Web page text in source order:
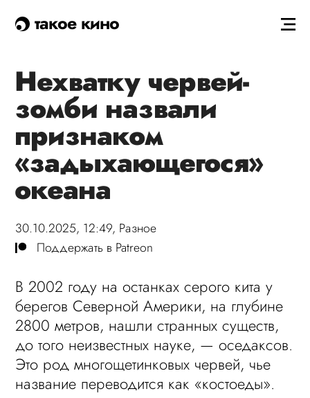
такое кино
Нехватку червей-
зомби назвали
признаком
«задыхающегося»
океана
30.10.2025, 12:49, Разное
Поддержать в Patreon
В 2002 году на останках серого кита у
берегов Северной Америки, на глубине
2800 метров, нашли странных существ,
до того неизвестных науке, — оседаксов.
Это род многощетинковых червей, чье
название переводится как «костоеды».